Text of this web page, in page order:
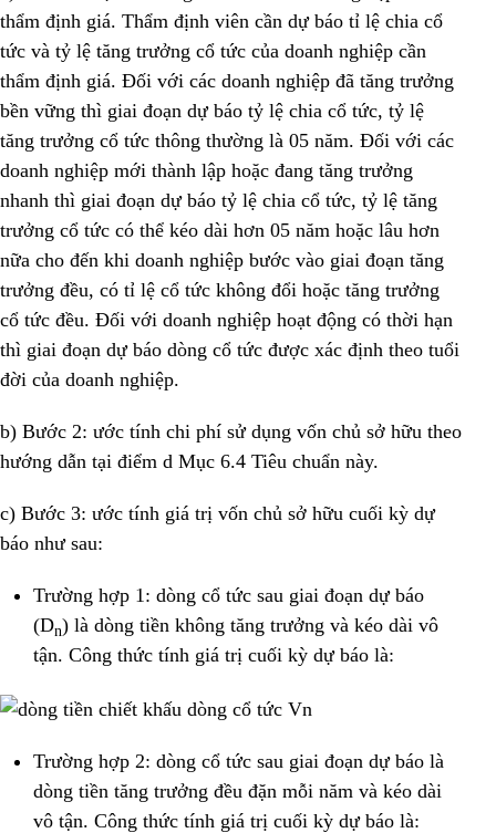
thẩm định giá. Thẩm định viên cần dự báo tỉ lệ chia cổ
tức và tỷ lệ tăng trưởng cổ tức của doanh nghiệp cần
thẩm định giá. Đối với các doanh nghiệp đã tăng trưởng
bền vững thì giai đoạn dự báo tỷ lệ chia cổ tức, tỷ lệ
tăng trưởng cổ tức thông thường là 05 năm. Đối với các
doanh nghiệp mới thành lập hoặc đang tăng trưởng
nhanh thì giai đoạn dự báo tỷ lệ chia cổ tức, tỷ lệ tăng
trưởng cổ tức có thể kéo dài hơn 05 năm hoặc lâu hơn
nữa cho đến khi doanh nghiệp bước vào giai đoạn tăng
trưởng đều, có tỉ lệ cổ tức không đổi hoặc tăng trưởng
cổ tức đều. Đối với doanh nghiệp hoạt động có thời hạn
thì giai đoạn dự báo dòng cổ tức được xác định theo tuổi
đời của doanh nghiệp.
b) Bước 2: ước tính chi phí sử dụng vốn chủ sở hữu theo
hướng dẫn tại điểm d Mục 6.4 Tiêu chuẩn này.
c) Bước 3: ước tính giá trị vốn chủ sở hữu cuối kỳ dự
báo như sau:
Trường hợp 1: dòng cổ tức sau giai đoạn dự báo
(Dn) là dòng tiền không tăng trưởng và kéo dài vô
tận. Công thức tính giá trị cuối kỳ dự báo là:
Trường hợp 2: dòng cổ tức sau giai đoạn dự báo là
dòng tiền tăng trưởng đều đặn mỗi năm và kéo dài
vô tận. Công thức tính giá trị cuối kỳ dự báo là: